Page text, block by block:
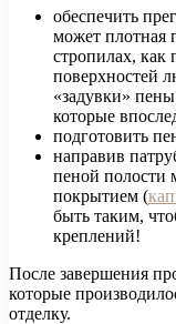
обеспечить
может плотная
стропилах, как
поверхностей
«задувки» пены
которые
подготовить
направив
пеной полости
покрытием (
быть таким,
креплений!
После завершения
которые
отделку.